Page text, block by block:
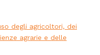
degli agricoltori, dei
agrarie e delle